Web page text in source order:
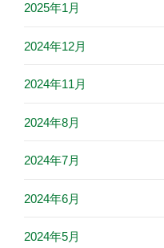
2025年1月
2024年12月
2024年11月
2024年8月
2024年7月
2024年6月
2024年5月